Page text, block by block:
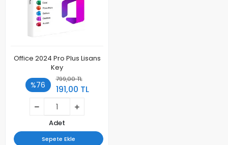
Office 2024 Pro Plus Lisans
Key
%76
799,00 TL
191,00 TL
Adet
Sepete Ekle